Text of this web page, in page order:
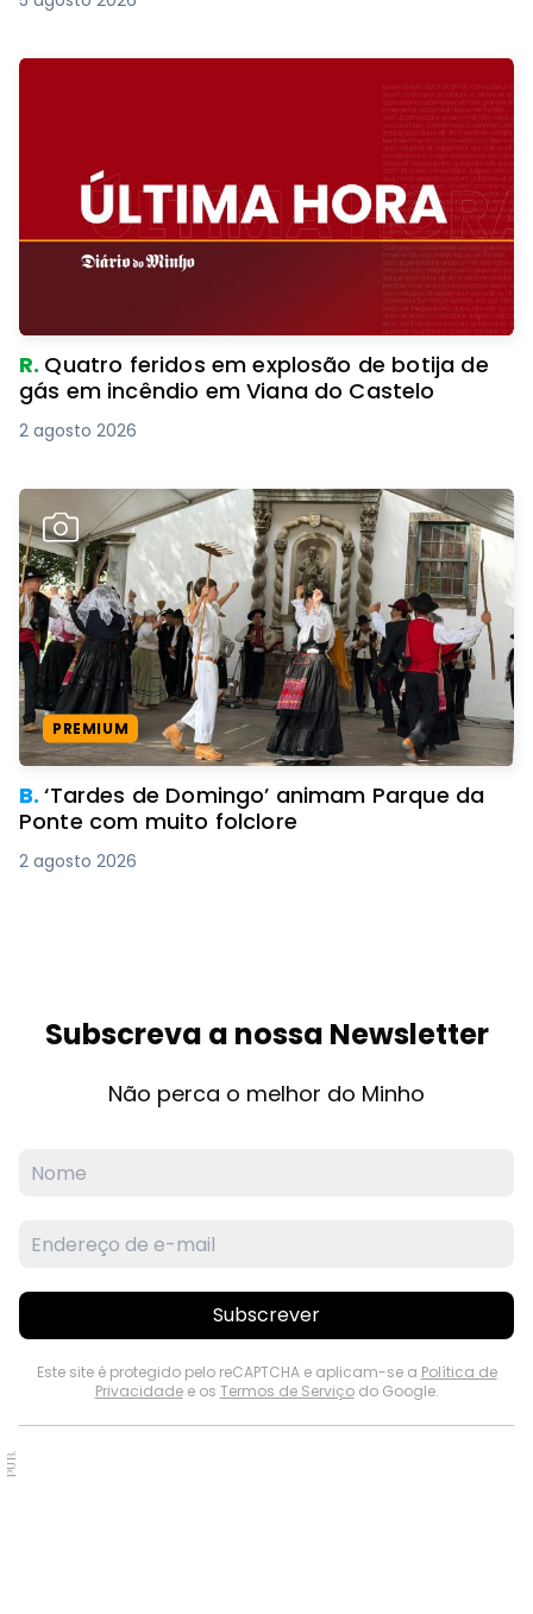
R. Quatro feridos em explosão de botija de
gás em incêndio em Viana do Castelo
2 agosto 2026
PREMIUM
B.‘Tardes de Domingo’ animam Parque da
Ponte com muito folclore
2 agosto 2026
Subscreva a nossa Newsletter
Não perca o melhor do Minho
Subscrever
Este site é protegido pelo reCAPTCHA e aplicam-se a Política de
Privacidadee os Termos de Serviçodo Google.
PUB.